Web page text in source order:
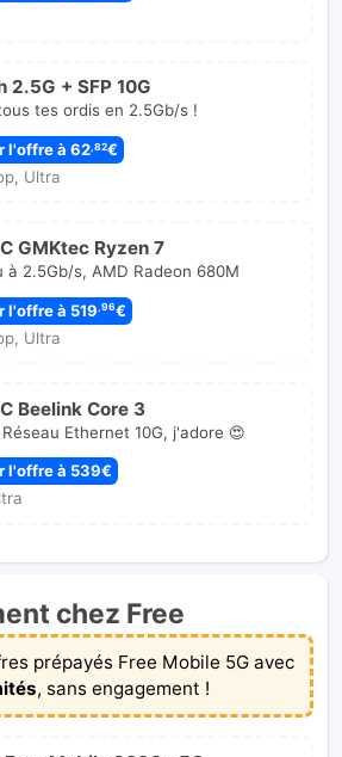
2.5G + SFP 10G
tes ordis en 2.5Gb/s !
l'offre à 62,82€
Ultra
GMKtec Ryzen 7
à 2.5Gb/s, AMD Radeon 680M
l'offre à 519,96€
Ultra
Beelink Core 3
Ethernet 10G, j'adore 😍
l'offre à 539€
chez Free
prépayés Free Mobile 5G avec
, sans engagement !